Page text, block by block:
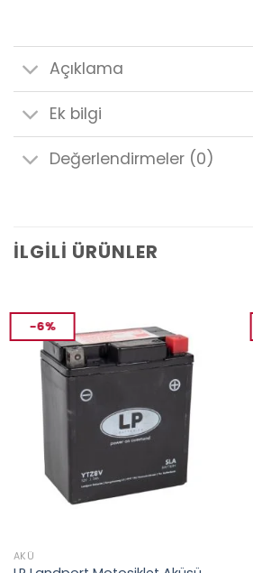
Açıklama
Ek bilgi
Değerlendirmeler (0)
İLGILI ÜRÜNLER
-6%
AKÜ